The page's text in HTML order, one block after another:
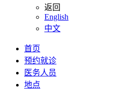
返回
English
中文
首页
预约就诊
医务人员
地点